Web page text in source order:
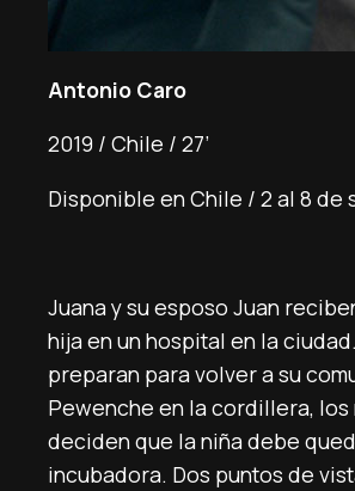
Antonio Caro
2019 / Chile / 27’
Disponible en Chile / 2 al 8 de
Juana y su esposo Juan
hija en un hospital en la
preparan para volver a su
Pewenche en la cordillera, los
deciden que la niña debe
incubadora. Dos puntos de